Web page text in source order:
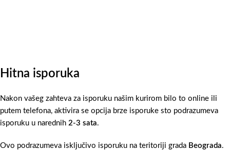
Hitna isporuka
Nakon vašeg zahteva za isporuku našim kurirom bilo to online ili
putem telefona, aktivira se opcija brze isporuke sto podrazumeva
isporuku u narednih 2-3 sata.
Ovo podrazumeva isključivo isporuku na teritoriji grada Beograda.